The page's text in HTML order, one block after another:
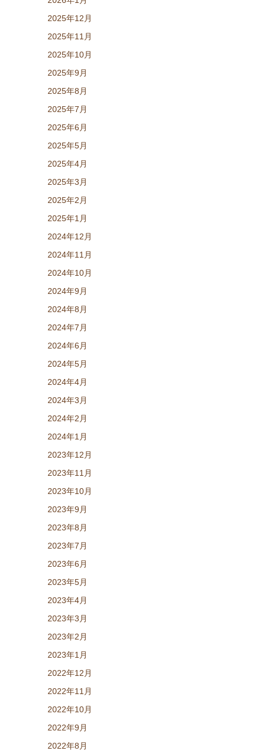
2025年12月
2025年11月
2025年10月
2025年9月
2025年8月
2025年7月
2025年6月
2025年5月
2025年4月
2025年3月
2025年2月
2025年1月
2024年12月
2024年11月
2024年10月
2024年9月
2024年8月
2024年7月
2024年6月
2024年5月
2024年4月
2024年3月
2024年2月
2024年1月
2023年12月
2023年11月
2023年10月
2023年9月
2023年8月
2023年7月
2023年6月
2023年5月
2023年4月
2023年3月
2023年2月
2023年1月
2022年12月
2022年11月
2022年10月
2022年9月
2022年8月